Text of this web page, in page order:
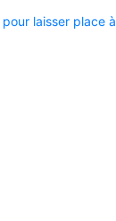
laisser place à